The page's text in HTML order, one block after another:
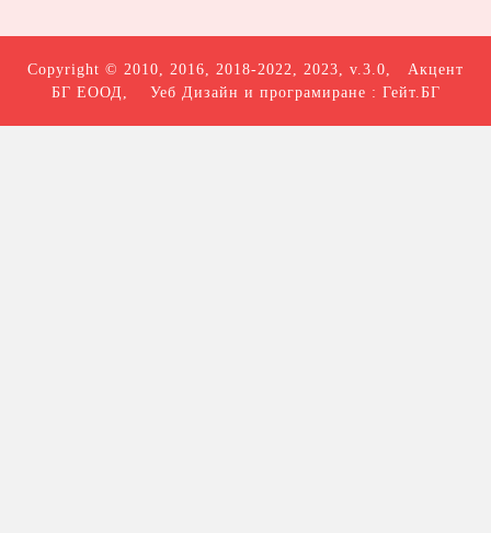
Copyright © 2010, 2016, 2018-2022, 2023, v.3.0, Акцент
БГ ЕООД , Уеб Дизайн и програмиране : Гейт.БГ